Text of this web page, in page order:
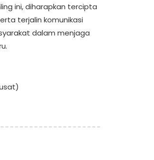
ini, diharapkan tercipta
terjalin komunikasi
dalam menjaga